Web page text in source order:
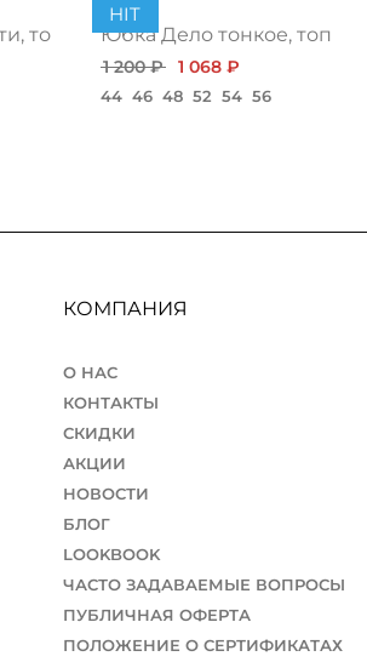
топ
HIT
Юбка Дело тонкое, топ
1 200 ₽ 1 068 ₽
44 46 48 52 54 56
КОМПАНИЯ
О НАС
КОНТАКТЫ
СКИДКИ
АКЦИИ
НОВОСТИ
БЛОГ
LOOKBOOK
ЧАСТО ЗАДАВАЕМЫЕ ВОПРОСЫ
ПУБЛИЧНАЯ ОФЕРТА
ПОЛОЖЕНИЕ О СЕРТИФИКАТАХ